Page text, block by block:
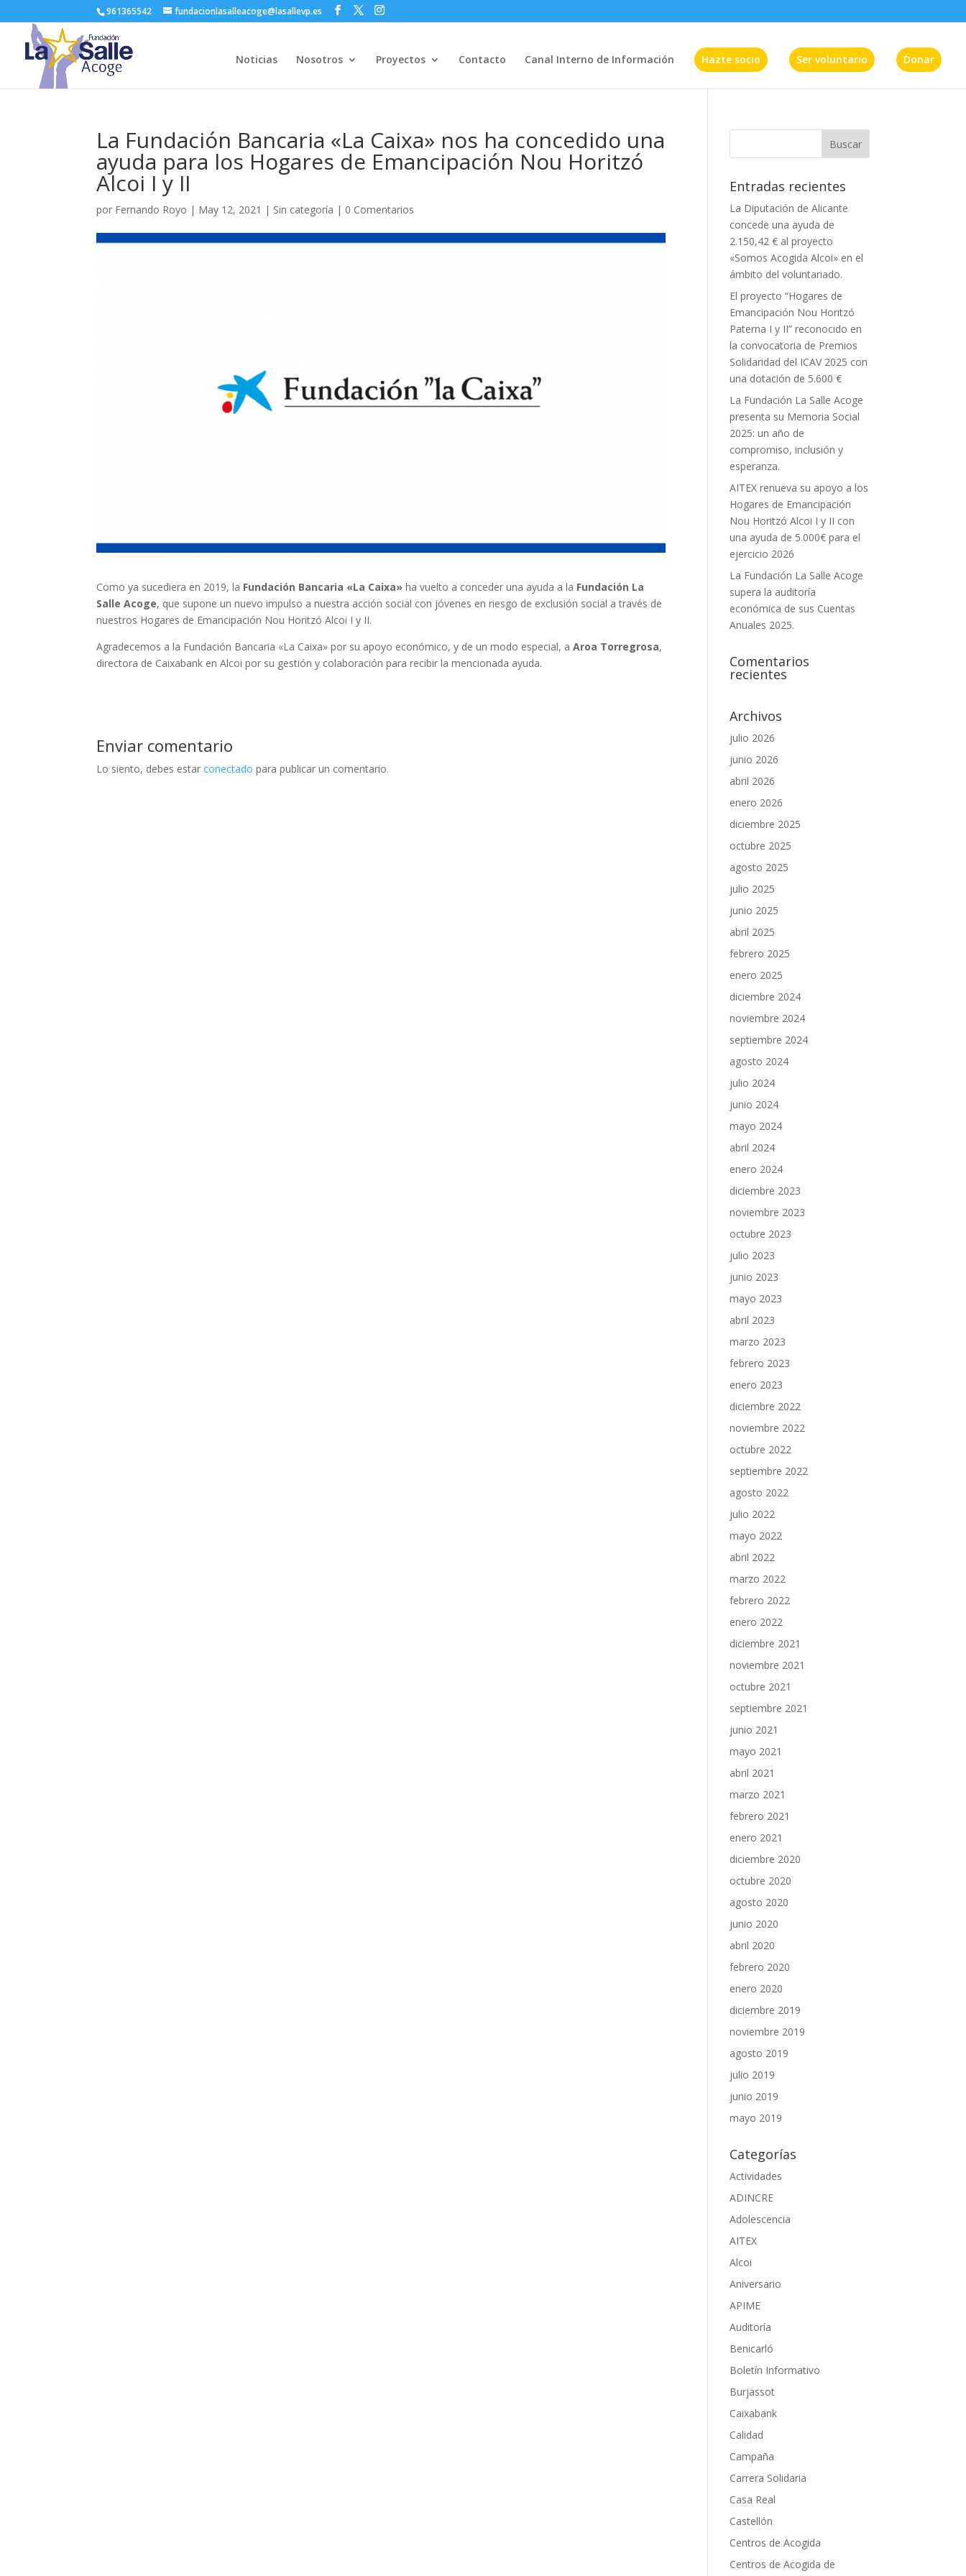
961365542 fundacionlasalleacoge@lasallevp.es
Noticias Nosotros Proyectos Contacto Canal Interno de Información Hazte socio Ser voluntario Donar
La Fundación Bancaria «La Caixa» nos ha concedido una
ayuda para los Hogares de Emancipación Nou Horitzó
Alcoi I y II
por Fernando Royo | May 12, 2021 | Sin categoría | 0 Comentarios
Como ya sucediera en 2019, la Fundación Bancaria «La Caixa»ha vuelto a conceder una ayuda a la Fundación La
Salle Acoge, que supone un nuevo impulso a nuestra acción social con jóvenes en riesgo de exclusión social a través de
nuestros Hogares de Emancipación Nou Horitzó Alcoi I y II.
Agradecemos a la Fundación Bancaria «La Caixa» por su apoyo económico, y de un modo especial, aAroa Torregrosa,
directora de Caixabank en Alcoi por su gestión y colaboración para recibir la mencionada ayuda.
Enviar comentario
Lo siento, debes estarconectado para publicar un comentario.
Entradas recientes
La Diputación de Alicante
concede una ayuda de
2.150,42 € al proyecto
«Somos Acogida Alcoi» en el
ámbito del voluntariado.
El proyecto “Hogares de
Emancipación Nou Horitzó
Paterna I y II” reconocido en
la convocatoria de Premios
Solidaridad del ICAV 2025 con
una dotación de 5.600 €
La Fundación La Salle Acoge
presenta su Memoria Social
2025: un año de
compromiso, inclusión y
esperanza.
AITEX renueva su apoyo a los
Hogares de Emancipación
Nou Horitzó Alcoi I y II con
una ayuda de 5.000€ para el
ejercicio 2026
La Fundación La Salle Acoge
supera la auditoría
económica de sus Cuentas
Anuales 2025.
Comentarios
recientes
Archivos
julio 2026
junio 2026
abril 2026
enero 2026
diciembre 2025
octubre 2025
agosto 2025
julio 2025
junio 2025
abril 2025
febrero 2025
enero 2025
diciembre 2024
noviembre 2024
septiembre 2024
agosto 2024
julio 2024
junio 2024
mayo 2024
abril 2024
enero 2024
diciembre 2023
noviembre 2023
octubre 2023
julio 2023
junio 2023
mayo 2023
abril 2023
marzo 2023
febrero 2023
enero 2023
diciembre 2022
noviembre 2022
octubre 2022
septiembre 2022
agosto 2022
julio 2022
mayo 2022
abril 2022
marzo 2022
febrero 2022
enero 2022
diciembre 2021
noviembre 2021
octubre 2021
septiembre 2021
junio 2021
mayo 2021
abril 2021
marzo 2021
febrero 2021
enero 2021
diciembre 2020
octubre 2020
agosto 2020
junio 2020
abril 2020
febrero 2020
enero 2020
diciembre 2019
noviembre 2019
agosto 2019
julio 2019
junio 2019
mayo 2019
Categorías
Actividades
ADINCRE
Adolescencia
AITEX
Alcoi
Aniversario
APIME
Auditoría
Benicarló
Boletín Informativo
Burjassot
Caixabank
Calidad
Campaña
Carrera Solidaria
Casa Real
Castellón
Centros de Acogida
Centros de Acogida de